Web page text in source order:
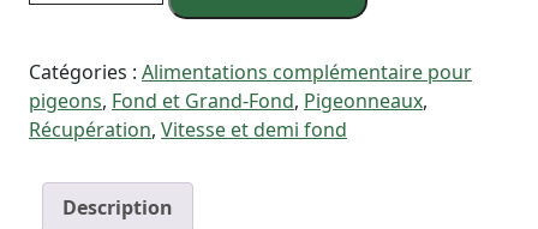
Catégories : Alimentations complémentaire pour
pigeons, Fond et Grand-Fond, Pigeonneaux,
Récupération, Vitesse et demi fond
Description